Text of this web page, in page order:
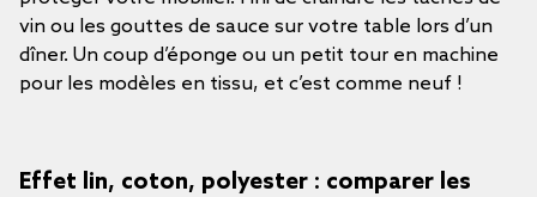
vin ou les gouttes de sauce sur votre table lors d’un
dîner. Un coup d’éponge ou un petit tour en machine
pour les modèles en tissu, et c’est comme neuf !
Effet lin, coton, polyester : comparer les